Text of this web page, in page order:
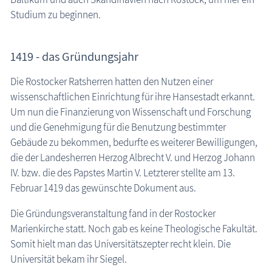
Studium zu beginnen.
1419 - das Gründungsjahr
Die Rostocker Ratsherren hatten den Nutzen einer
wissenschaftlichen Einrichtung für ihre Hansestadt erkannt.
Um nun die Finanzierung von Wissenschaft und Forschung
und die Genehmigung für die Benutzung bestimmter
Gebäude zu bekommen, bedurfte es weiterer Bewilligungen,
die der Landesherren Herzog Albrecht V. und Herzog Johann
IV. bzw. die des Papstes Martin V. Letzterer stellte am 13.
Februar 1419 das gewünschte Dokument aus.
Die Gründungsveranstaltung fand in der Rostocker
Marienkirche statt. Noch gab es keine Theologische Fakultät.
Somit hielt man das Universitätszepter recht klein. Die
Universität bekam ihr Siegel.